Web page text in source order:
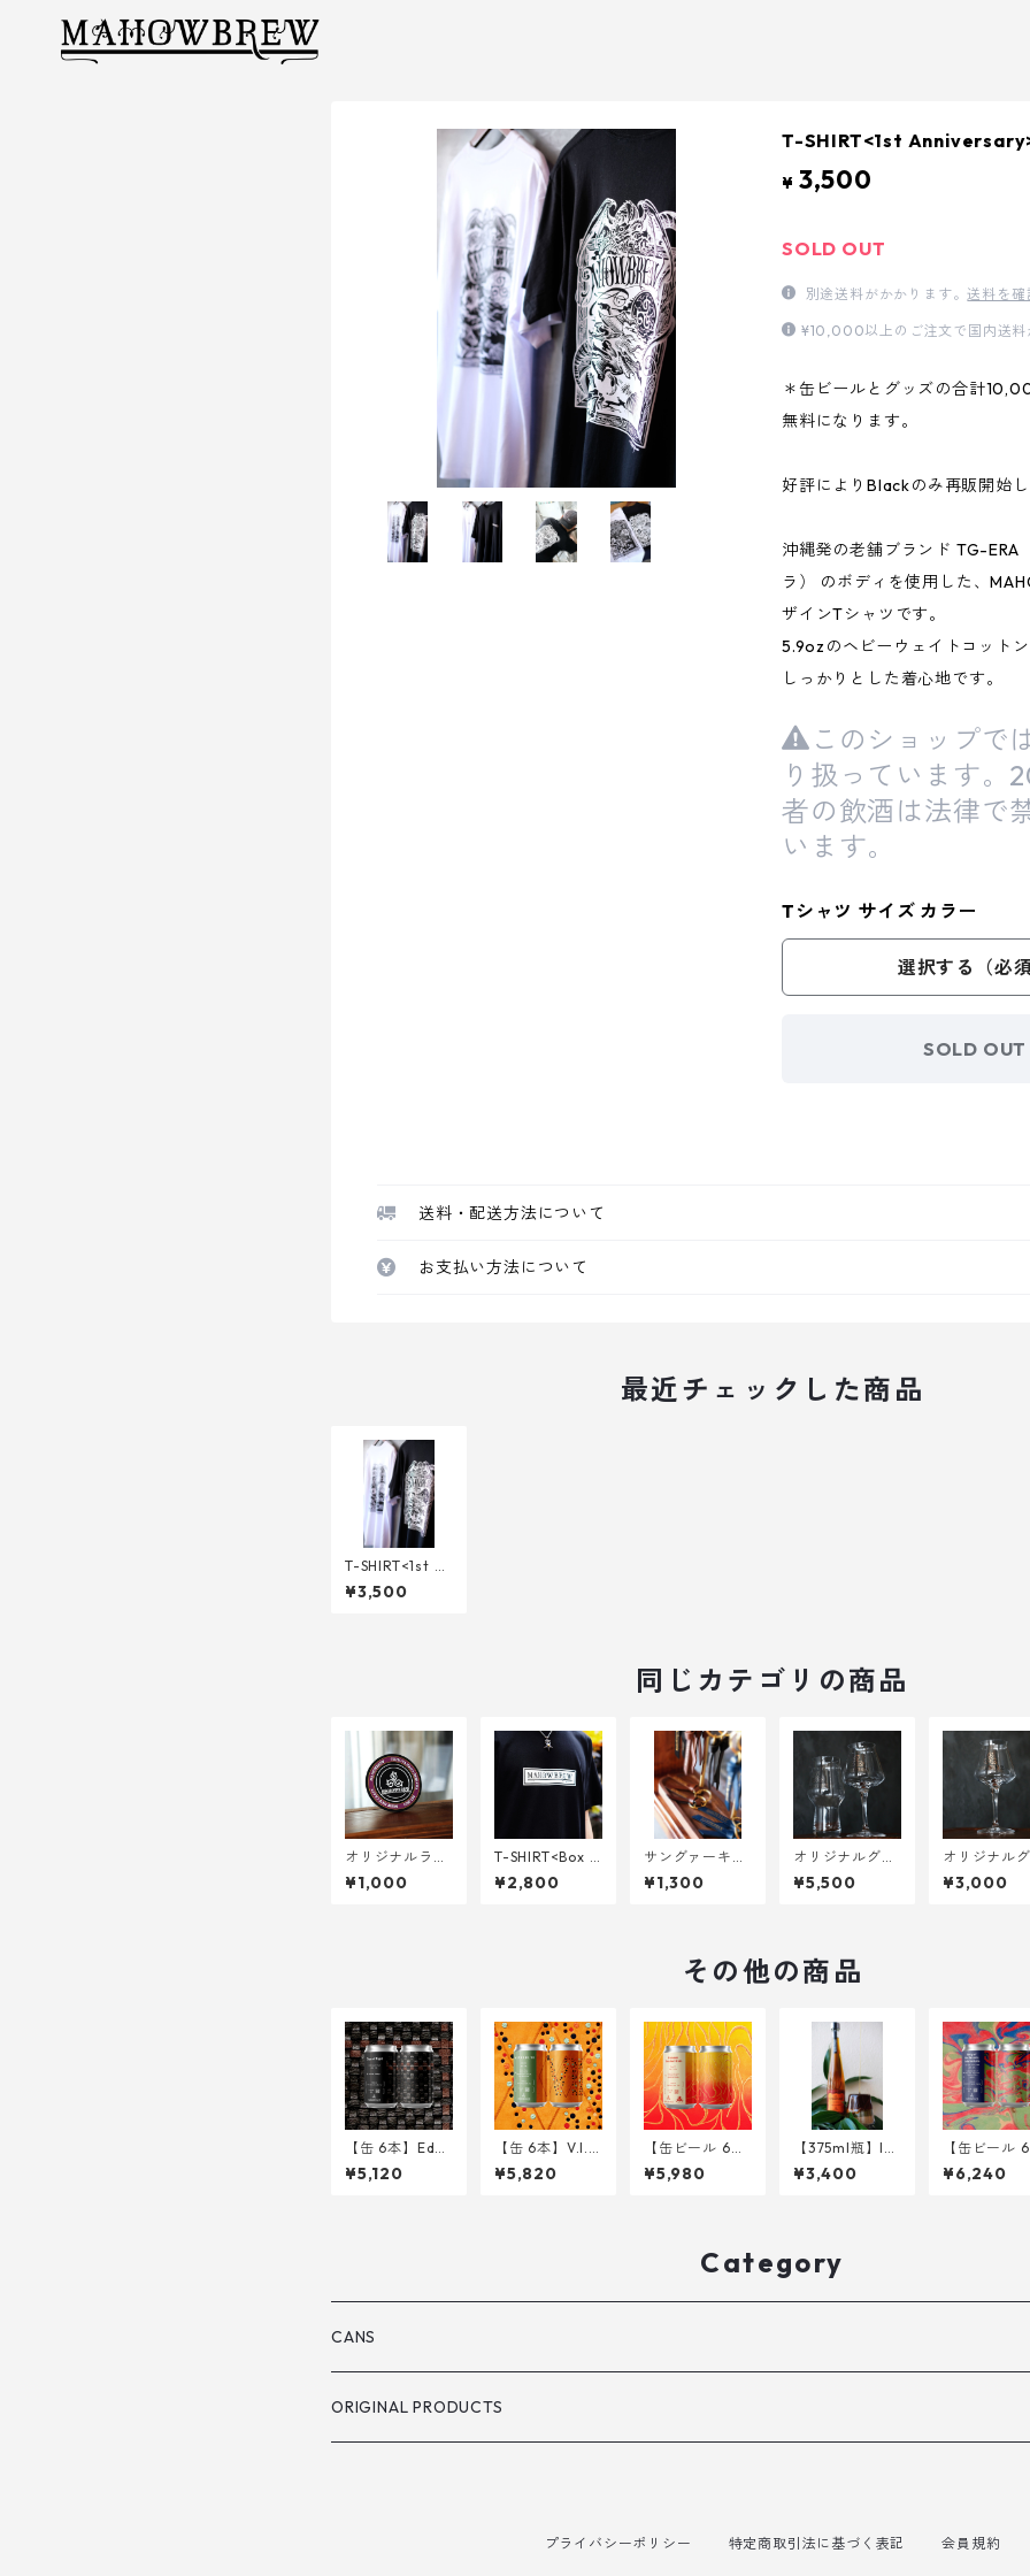
T-SHIRT<1st
¥ 3,500
SOLD OUT
別途送料がかかります。送料を確
¥10,000以上のご注文で国内送料
＊缶ビールとグッズの合計
無料になります。
好評によりBlackのみ再販開始
沖縄発の老舗ブランド TG-ERA
ラ） のボディを使用した、
ザインTシャツです。
5.9ozのヘビーウェイトコット
しっかりとした着心地です。
このショップで
り扱っています。
者の飲酒は法律で
います。
Tシャツ サイズ カラー
選択する（必
SOLD OUT
送料・配送方法について
お支払い方法について
最近チェックした商品
T-SHIRT<1st A
nniversary> L~
XL
¥3,500
同じカテゴリの商品
オリジナルラバ
ーコースター
¥1,000
T-SHIRT<Box L
ogo> S~2XL
¥2,800
サングァーキー
ホルダー <本革
>
¥1,300
オリジナルグラ
ス 2種セット<R
ASTAL Teku &
¥5,500
オリジナル
ス<RASTAL
i Teku
¥3,000
その他の商品
【缶 6本】Edg
e of Night <Iri
sh Export Stou
¥5,120
【缶 6本】V.I.T.
R.I.Ø.L VII <DD
H IPA> 340ml
¥5,820
【缶ビール 6
本】Hammer K
rushed Brain <
¥5,980
【375ml瓶】Int
o the Nocturn
al Ritual of Sh
¥3,400
【缶ビール 6
本】 Entry
he Wizards
¥6,240
Category
CANS
ORIGINAL PRODUCTS
プライバシーポリシー 特定商取引法に基づく表記 会員規約